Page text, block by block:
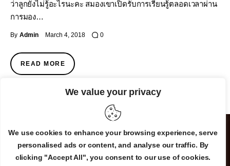
We value your privacy
We use cookies to enhance your browsing experience, serve
personalised ads or content, and analyse our traffic. By
clicking "Accept All", you consent to our use of cookies.
ว่าลูกยังไม่รู้อะไรนะคะ สมองเขาเปิดรับการเรียนรู้ตลอดเวลาผ่าน
การมอง…
By Admin March 4, 2018 0
READ MORE